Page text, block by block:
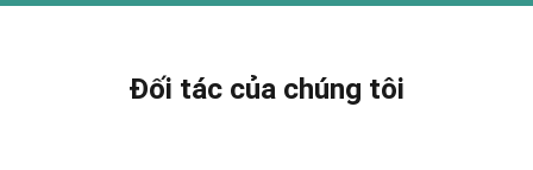
Đối tác của chúng tôi